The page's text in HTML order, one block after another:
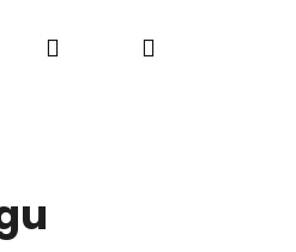
PřihlášeníNákupní